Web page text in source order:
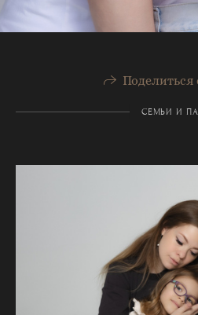
Поделиться
СЕМЬИ И